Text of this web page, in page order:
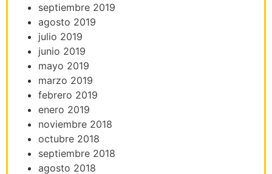
septiembre 2019
agosto 2019
julio 2019
junio 2019
mayo 2019
marzo 2019
febrero 2019
enero 2019
noviembre 2018
octubre 2018
septiembre 2018
agosto 2018